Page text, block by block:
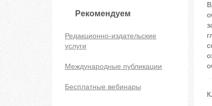
Рекомендуем
Редакционно-издательские
услуги
Международные публикации
Бесплатные вебинары